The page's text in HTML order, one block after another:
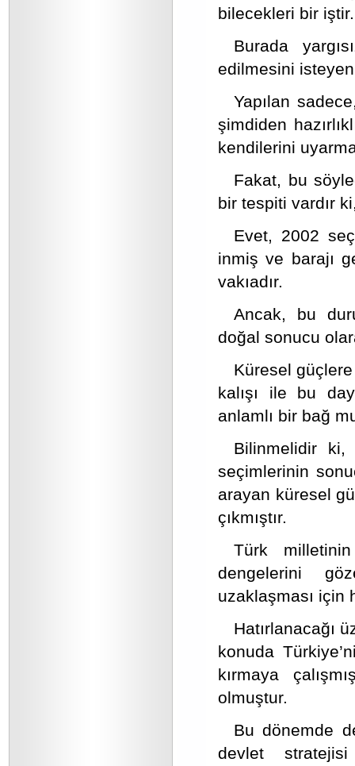
bilecekleri bir
Burada
edilmesini
Yapılan
şimdiden
kendilerini
Fakat, bu
bir tespiti vardır
Evet, 2002
inmiş ve barajı
vakıadır.
Ancak, bu
doğal sonucu
Küresel
kalışı ile bu
anlamlı bir bağ
Bilinmelidir ki,
seçimlerinin
arayan küresel
çıkmıştır.
Türk
dengelerini
uzaklaşması için
Hatırlanacağı
konuda
kırmaya
olmuştur.
Bu dönemde
devlet